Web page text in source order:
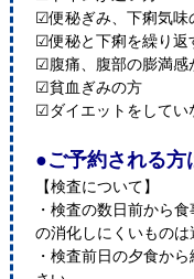
☑便秘ぎみ、下痢気味
☑便秘と下痢を繰り返
☑腹痛、腹部の膨満感
☑貧血ぎみの方
☑ダイエットをしてい
●ご予約される方
【検査について】
・検査の数日前から
の消化しにくいものは
・検査前日の夕食か